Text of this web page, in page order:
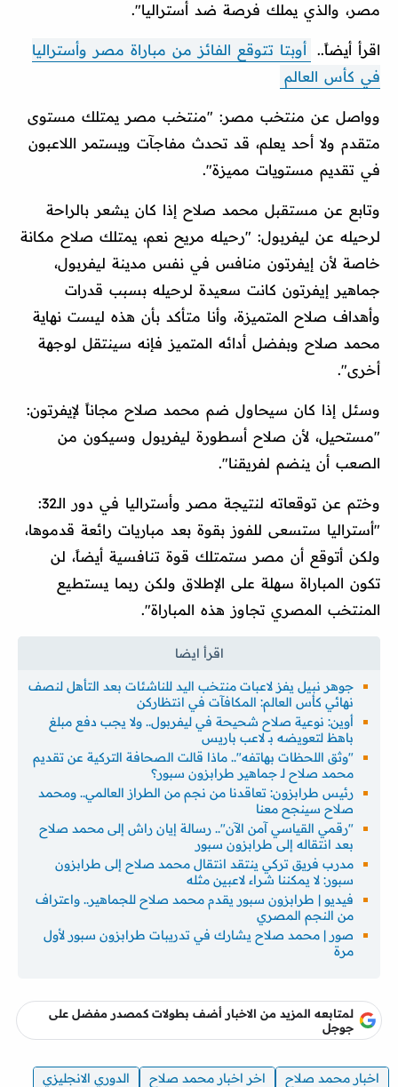
مصر، والذي يملك فرصة ضد أستراليا".
اقرأ أيضاً..
أوبتا تتوقع الفائز من مباراة مصر وأستراليا
في كأس العالم
وواصل عن منتخب مصر: "منتخب مصر يمتلك مستوى
متقدم ولا أحد يعلم، قد تحدث مفاجآت ويستمر اللاعبون
في تقديم مستويات مميزة".
وتابع عن مستقبل محمد صلاح إذا كان يشعر بالراحة
لرحيله عن ليفربول: "رحيله مريح نعم، يمتلك صلاح مكانة
خاصة لأن إيفرتون منافس في نفس مدينة ليفربول،
جماهير إيفرتون كانت سعيدة لرحيله بسبب قدرات
وأهداف صلاح المتميزة، وأنا متأكد بأن هذه ليست نهاية
محمد صلاح وبفضل أدائه المتميز فإنه سينتقل لوجهة
أخرى".
وسئل إذا كان سيحاول ضم محمد صلاح مجاناً لإيفرتون:
"مستحيل، لأن صلاح أسطورة ليفربول وسيكون من
الصعب أن ينضم لفريقنا".
وختم عن توقعاته لنتيجة مصر وأستراليا في دور الـ32:
"أستراليا ستسعى للفوز بقوة بعد مباريات رائعة قدموها،
ولكن أتوقع أن مصر ستمتلك قوة تنافسية أيضاً، لن
تكون المباراة سهلة على الإطلاق ولكن ربما يستطيع
المنتخب المصري تجاوز هذه المباراة".
جوهر نبيل يفز لاعبات منتخب اليد للناشئات بعد التأهل لنصف
نهائي كأس العالم: المكافآت في انتظاركن
أوين: نوعية صلاح شحيحة في ليفربول.. ولا يجب دفع مبلغ
باهظ لتعويضه بـ لاعب باريس
"وثق اللحظات بهاتفه".. ماذا قالت الصحافة التركية عن تقديم
محمد صلاح لـ جماهير طرابزون سبور؟
رئيس طرابزون: تعاقدنا من نجم من الطراز العالمي.. ومحمد
صلاح سينجح معنا
"رقمي القياسي آمن الآن".. رسالة إيان راش إلى محمد صلاح
بعد انتقاله إلى طرابزون سبور
مدرب فريق تركي ينتقد انتقال محمد صلاح إلى طرابزون
سبور: لا يمكننا شراء لاعبين مثله
فيديو | طرابزون سبور يقدم محمد صلاح للجماهير.. واعتراف
من النجم المصري
صور | محمد صلاح يشارك في تدريبات طرابزون سبور لأول
مرة
لمتابعه المزيد من الاخبار أضف بطولات كمصدر مفضل على
جوجل
اخبار محمد صلاح اخر اخبار محمد صلاح
الدوري الانجليزي